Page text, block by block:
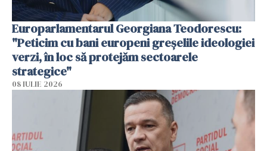
Europarlamentarul Georgiana Teodorescu:
"Peticim cu bani europeni greșelile ideologiei
verzi, în loc să protejăm sectoarele
strategice"
08 IULIE 2026